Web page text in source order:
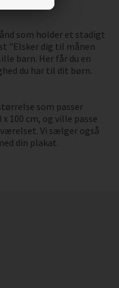
som holder et stadigt
"Elsker dig til månen
barn. Her får du en
du har til dit børn.
som passer
100 cm, og ville passe
Vi sælger også
din plakat.